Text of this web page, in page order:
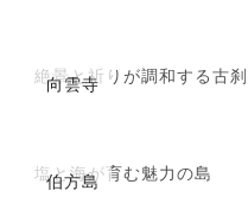
向雲寺
絶景と祈りが調和する古刹
伯方島
塩と海が育む魅力の島